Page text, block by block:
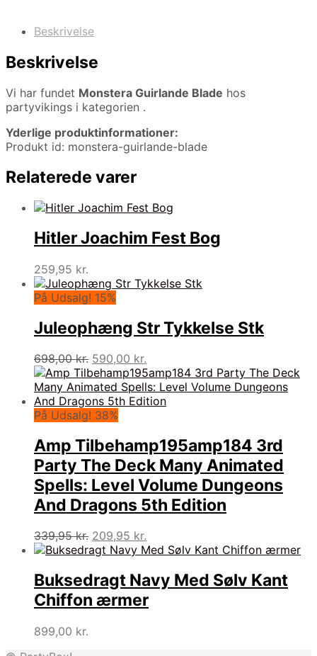
Beskrivelse
Beskrivelse
Vi har fundet Monstera Guirlande Blade hos
partyvikings i kategorien .
Yderlige produktinformationer:
Produkt id: monstera-guirlande-blade
Relaterede varer
Hitler Joachim Fest Bog
259,95 kr.
På Udsalg! 15%
Juleophæng Str Tykkelse Stk
698,00kr. Den
oprindelige
pris
var:
698,00 kr..
590,00 kr.
aktuelle
pris
er:
På Udsalg! 38%
Amp Tilbehamp195amp184 3rd
Party The Deck Many Animated
Spells: Level Volume Dungeons
And Dragons 5th Edition
339,95kr. Den
oprindelige
var:
339,95 kr..
209,95 kr.
aktuelle
er:
209,95 kr..
Buksedragt Navy Med Sølv Kant
Chiffon ærmer
899,00 kr.